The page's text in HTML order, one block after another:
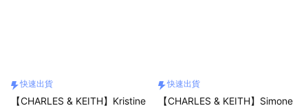
快速出貨
【CHARLES & KEITH】Kristine
快速出貨
【CHARLES & KEITH】Simone